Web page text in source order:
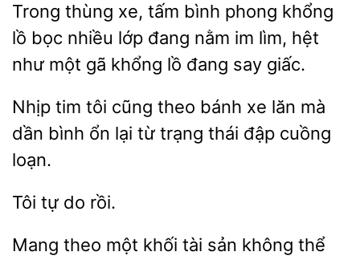
Trong thùng xe, tấm bình phong khổng
lồ bọc
lớp đang nằm im lìm, hệt
như một
khổng đang say giấc.
Nhịp tim tôi cũng
bánh xe lăn mà
dần bình ổn lại từ trạng
đập cuồng
Tôi
Mang theo một khối tài sản không thể